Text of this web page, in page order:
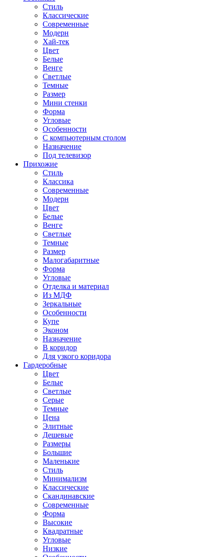
Стиль
Классические
Современные
Модерн
Хай-тек
Цвет
Белые
Венге
Светлые
Темные
Размер
Мини стенки
Форма
Угловые
Особенности
С компьютерным столом
Назначение
Под телевизор
Прихожие
Стиль
Классика
Современные
Модерн
Цвет
Белые
Венге
Светлые
Темные
Размер
Малогабаритные
Форма
Угловые
Отделка и материал
Из МДФ
Зеркальные
Особенности
Купе
Эконом
Назначение
В коридор
Для узкого коридора
Гардеробные
Цвет
Белые
Светлые
Серые
Темные
Цена
Элитные
Дешевые
Размеры
Большие
Маленькие
Стиль
Минимализм
Классические
Скандинавские
Современные
Форма
Высокие
Квадратные
Угловые
Низкие